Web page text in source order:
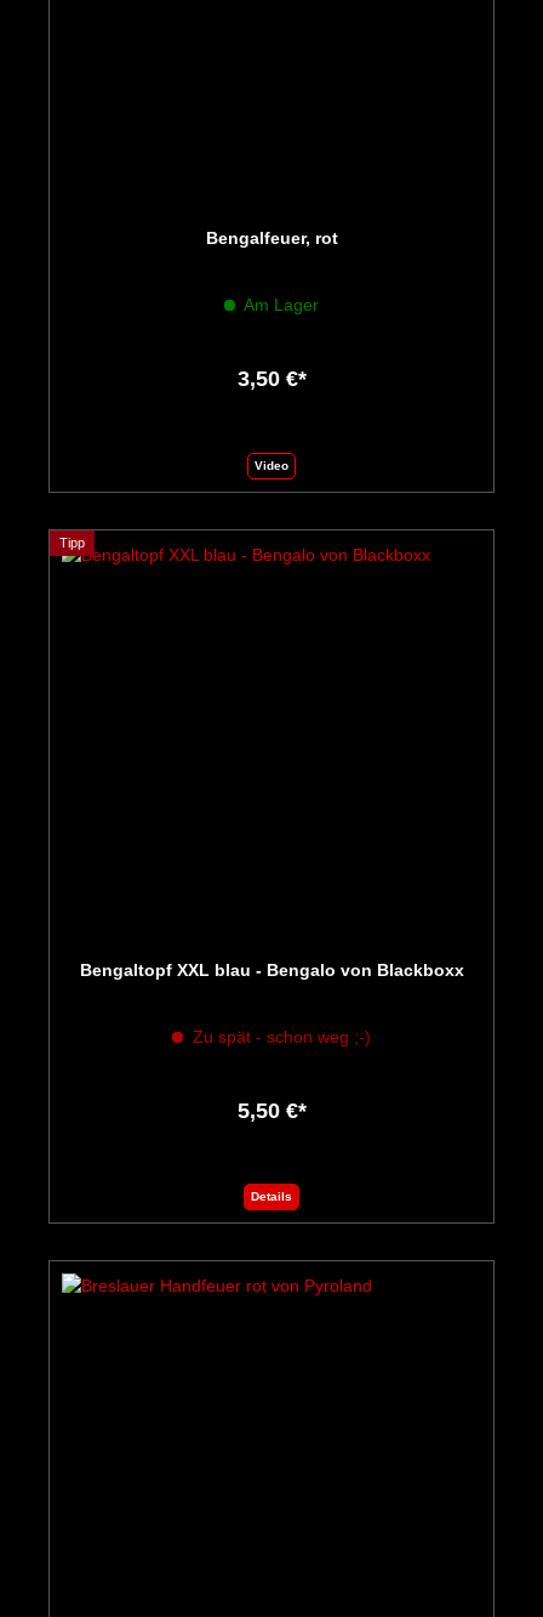
Bengalfeuer, rot
Am Lager
3,50 €*
Video
Tipp
Bengaltopf XXL blau - Bengalo von Blackboxx
Zu spät - schon weg ;-)
5,50 €*
Details